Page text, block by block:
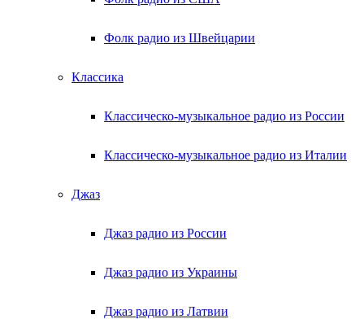
Фолк радио из Швейцарии
Классика
Классическо-музыкальное радио из России
Классическо-музыкальное радио из Италии
Джаз
Джаз радио из России
Джаз радио из Украины
Джаз радио из Латвии